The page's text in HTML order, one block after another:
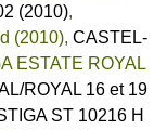
(2010),
(2010), CASTEL-
ESTATE ROYAL
ROYAL 16 et 19
ST 10216 H